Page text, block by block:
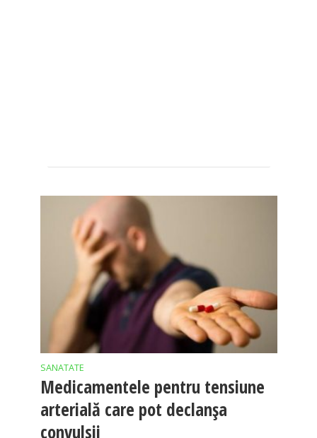
SANATATE
Medicamentele pentru tensiune
arterială care pot declanșa
convulsii